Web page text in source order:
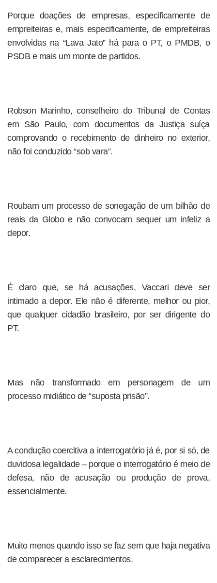
Porque doações de empresas, especificamente de
empreiteiras e, mais especificamente, de empreiteiras
envolvidas na “Lava Jato” há para o PT, o PMDB, o
PSDB e mais um monte de partidos.
Robson Marinho, conselheiro do Tribunal de Contas
em São Paulo, com documentos da Justiça suíça
comprovando o recebimento de dinheiro no exterior,
não foi conduzido “sob vara”.
Roubam um processo de sonegação de um bilhão de
reais da Globo e não convocam sequer um infeliz a
depor.
É claro que, se há acusações, Vaccari deve ser
intimado a depor. Ele não é diferente, melhor ou pior,
que qualquer cidadão brasileiro, por ser dirigente do
PT.
Mas não transformado em personagem de um
processo midiático de “suposta prisão”.
A condução coercitiva a interrogatório já é, por si só, de
duvidosa legalidade – porque o interrogatório é meio de
defesa, não de acusação ou produção de prova,
essencialmente.
Muito menos quando isso se faz sem que haja negativa
de comparecer a esclarecimentos.